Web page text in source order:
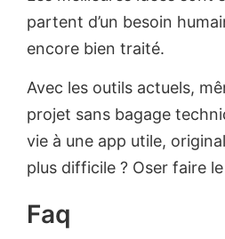
partent d’un besoin
encore bien traité.
Avec les outils actuels,
projet sans bagage
vie à une app utile,
plus difficile ? Oser faire
Faq